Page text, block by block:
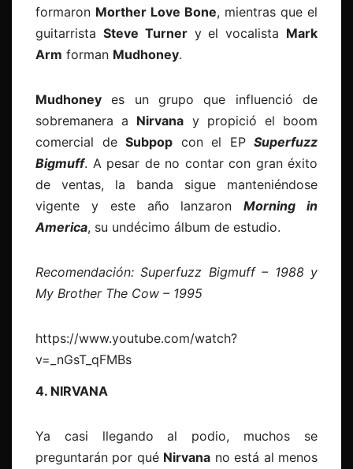
formaron Morther Love Bone, mientras que el
guitarrista Steve Turnery el vocalista Mark
Arm forman Mudhoney.
Mudhoney es un grupo que influenció de
sobremanera a Nirvana y propició el boom
comercial de Subpop con el EP Superfuzz
Bigmuff. A pesar de no contar con gran éxito
de ventas, la banda sigue manteniéndose
vigente y este año lanzaronMorning in
America, su undécimo álbum de estudio.
Recomendación: Superfuzz Bigmuff – 1988 y
My Brother The Cow – 1995
https://www.youtube.com/watch?
v=_nGsT_qFMBs
4. NIRVANA
Ya casi llegando al podio, muchos se
preguntarán por qué Nirvana no está al menos